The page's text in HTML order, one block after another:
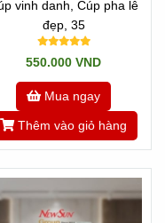
vinh danh, Cúp pha lê
đẹp, 35
550.000 VND
Mua ngay
Thêm vào giỏ hàng